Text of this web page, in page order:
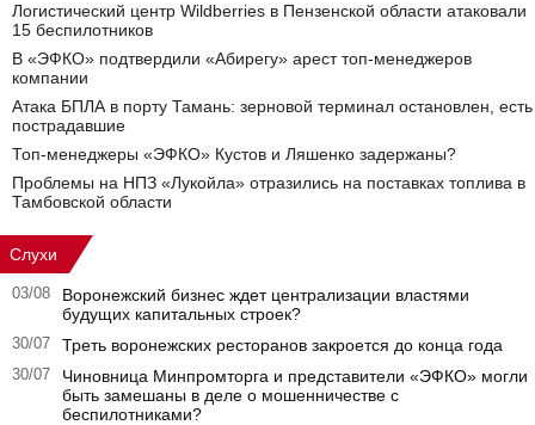
Логистический центр Wildberries в Пензенской области атаковали
15 беспилотников
В «ЭФКО» подтвердили «Абирегу» арест топ-менеджеров
компании
Атака БПЛА в порту Тамань: зерновой терминал остановлен, есть
пострадавшие
Топ-менеджеры «ЭФКО» Кустов и Ляшенко задержаны?
Проблемы на НПЗ «Лукойла» отразились на поставках топлива в
Тамбовской области
Слухи
03/08
Воронежский бизнес ждет централизации властями
будущих капитальных строек?
30/07 Треть воронежских ресторанов закроется до конца года
30/07
Чиновница Минпромторга и представители «ЭФКО» могли
быть замешаны в деле о мошенничестве с
беспилотниками?